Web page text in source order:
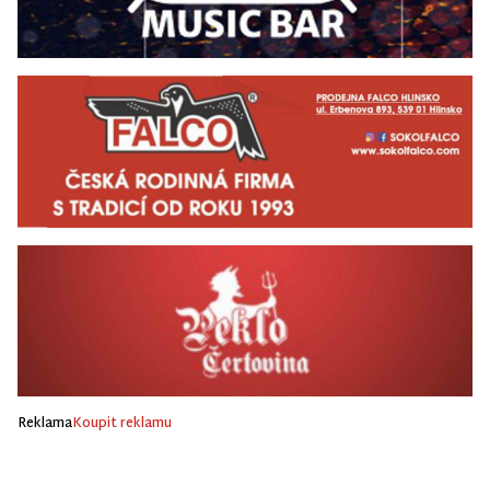
ReklamaKoupit reklamu